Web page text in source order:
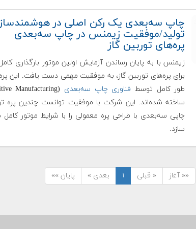
چاپ سه‌بعدی یک رکن اصلی در
تولید/موفقیت زیمنس در چاپ سه‌بعدی
پره‌های توربین گاز
زیمنس با به پایان رساندن آزمایش اولین موتور بارگذاری
برای پره‌های توربین گاز، به موفقیت مهمی دست یافت. این
طور کامل توسط فناوری چاپ سه‌بعدی
ساخته شده‌اند. این شرکت با موفقیت توانست چندین پره
چاپی سه‌بعدی با طراحی پره معمولی را با شرایط موتور کامل
سازد.
«« آغاز « قبلی ۱ بعدی » پایان »»